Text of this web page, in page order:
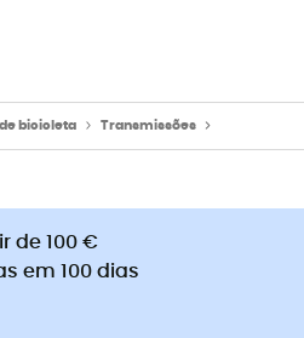
bicicleta Transmissões
de 100 €
em 100 dias